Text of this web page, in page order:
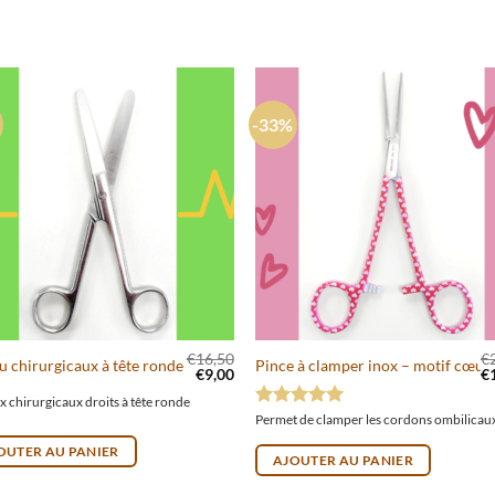
: €15,00.
est : €10,00.
chirurgicaux à tête ronde – inox
€16,50
Le prix initial était : €16,50.
€9,00Le prix actuel est : €9,00.
chirurgicaux droits à tête ronde
AU PANIER
-33%
Pince à clamper inox – motif cœur
Note5sur 5
€
€
AJOUTER AU PANIER